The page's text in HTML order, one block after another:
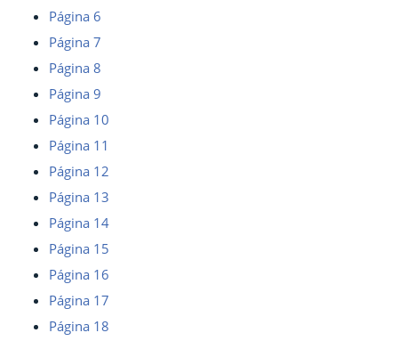
Página 6
Página 7
Página 8
Página 9
Página 10
Página 11
Página 12
Página 13
Página 14
Página 15
Página 16
Página 17
Página 18